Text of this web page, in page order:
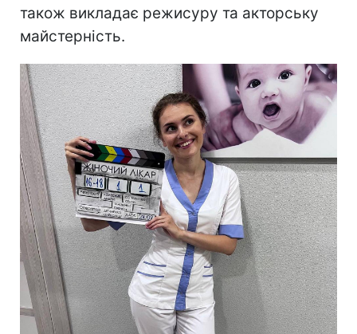
також викладає режисуру та акторську
майстерність.